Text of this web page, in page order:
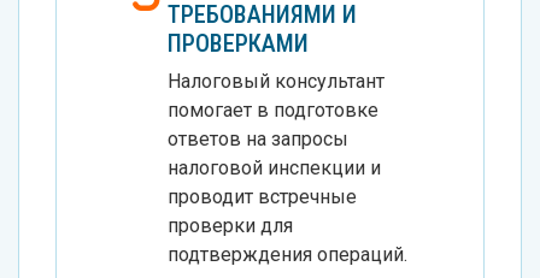
ТРЕБОВАНИЯМИ И
ПРОВЕРКАМИ
Налоговый консультант
помогает в подготовке
ответов на запросы
налоговой инспекции и
проводит встречные
проверки для
подтверждения операций.